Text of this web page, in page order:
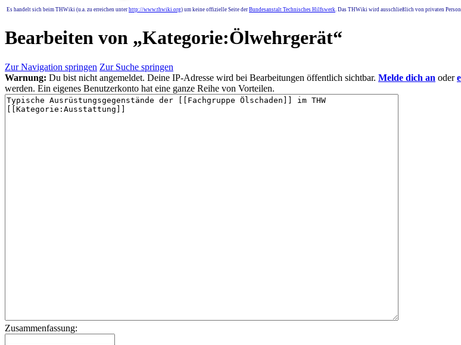
Es handelt sich beim THWiki (u.a. zu erreichen unter http://www.thwiki.org) um keine offizielle Seite der Bundesanstalt Technisches Hilfswerk. Das THWiki wird ausschließlich von privaten
Bearbeiten von „Kategorie:Ölwehrgerät“
Zur Navigation springen Zur Suche springen
Warnung: Du bist nicht angemeldet. Deine IP-Adresse wird bei Bearbeitungen öffentlich sichtbar. Melde dich an oder
werden. Ein eigenes Benutzerkonto hat eine ganze Reihe von Vorteilen.
Zusammenfassung: